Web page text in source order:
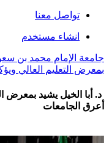
تواصل معنا
انشاء مستخدم
جامعة الإمام محمد بن
بمعرض التعليم العالي
د. أبا الخيل يشيد بمعرض
أعرق الجامعات